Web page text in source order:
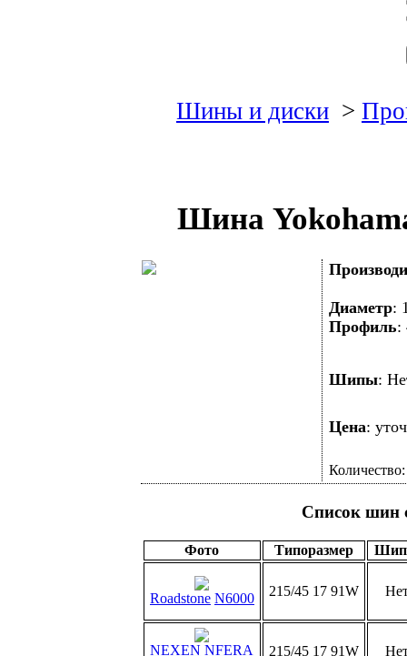
Шины и диски>
Шина
Диаметр:
Профиль
Шипы:
Цена:
Список шин
Фото Типоразмер
Roadstone N6000 215/45 17 91W
NEXEN NFERA
215/45 17 91W